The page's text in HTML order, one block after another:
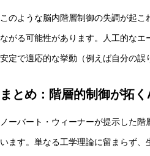
このような脳内階層制御の失調が起
ながる可能性があります。人工的な
安定で適応的な挙動（例えば自分の
まとめ：階層的制御が拓
ノーバート・ウィーナーが提示した
います。単なる工学理論に留まらず